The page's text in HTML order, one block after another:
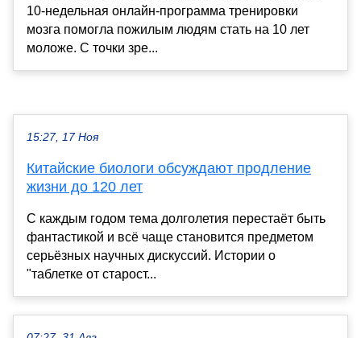
10-недельная онлайн-программа тренировки
мозга помогла пожилым людям стать на 10 лет
моложе. С точки зре...
15:27, 17 Ноя
Китайские биологи обсуждают продление
жизни до 120 лет
С каждым годом тема долголетия перестаёт быть
фантастикой и всё чаще становится предметом
серьёзных научных дискуссий. Истории о
"таблетке от старост...